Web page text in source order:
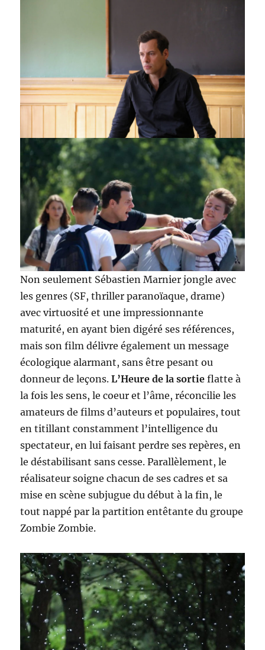
Non seulement Sébastien Marnier jongle avec
les genres (SF, thriller paranoïaque, drame)
avec virtuosité et une impressionnante
maturité, en ayant bien digéré ses références,
mais son film délivre également un message
écologique alarmant, sans être pesant ou
donneur de leçons.L’Heure de la sortie flatte à
la fois les sens, le coeur et l’âme, réconcilie les
amateurs de films d’auteurs et populaires, tout
en titillant constamment l’intelligence du
spectateur, en lui faisant perdre ses repères, en
le déstabilisant sans cesse. Parallèlement, le
réalisateur soigne chacun de ses cadres et sa
mise en scène subjugue du début à la fin, le
tout nappé par la partition entêtante du groupe
Zombie Zombie.